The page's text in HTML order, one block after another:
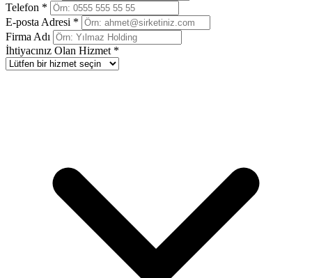
Telefon *
E-posta Adresi *
Firma Adı
İhtiyacınız Olan Hizmet *